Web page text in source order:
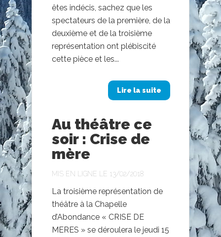
êtes indécis, sachez que les
spectateurs de la première, de la
deuxième et de la troisième
représentation ont plébiscité
cette pièce et les...
Lire la suite
Au théâtre ce
soir : Crise de
mère
MIS EN LIGNE LE 13/02/2018
La troisième représentation de
théâtre à la Chapelle
d’Abondance « CRISE DE
MERES » se déroulera le jeudi 15